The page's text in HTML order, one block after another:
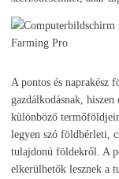
A pontos és naprakész
gazdálkodásnak,
különböző
legyen szó földbérleti,
tulajdonú földekről. A
elkerülhetők lesznek a